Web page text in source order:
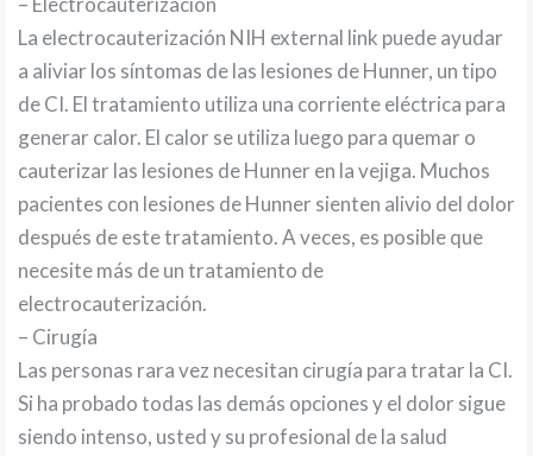
La electrocauterización NIH external link puede ayudar
a aliviar los síntomas de las lesiones de Hunner, un tipo
de CI. El tratamiento utiliza una corriente eléctrica para
generar calor. El calor se utiliza luego para quemar o
cauterizar las lesiones de Hunner en la vejiga. Muchos
pacientes con lesiones de Hunner sienten alivio del dolor
después de este tratamiento. A veces, es posible que
necesite más de un tratamiento de
electrocauterización.
– Cirugía
Las personas rara vez necesitan cirugía para tratar la CI.
Si ha probado todas las demás opciones y el dolor sigue
siendo intenso, usted y su profesional de la salud